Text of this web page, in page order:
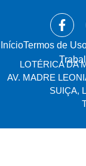
Início⁠Termos de
LOTÉRICA DA
AV. MADRE
SUIÇA,